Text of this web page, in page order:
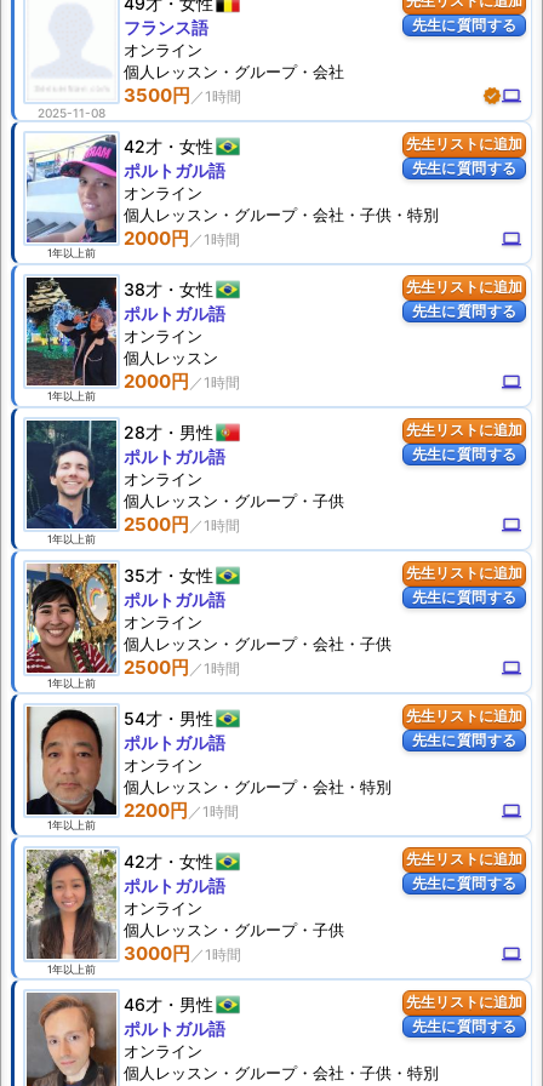
先生に質問する
2025-11-08
3500円 verifiedcomputer
フランス語
オンライン
個人 レッスン ・グループ・会社
先生リストに追加
先生に質問する
1年以上前
42才 女性
2000円 computer
ポルトガル語
オンライン
個人 レッスン ・グループ・会社・子供・特別
先生リストに追加
先生に質問する
1年以上前
38才 女性
2000円 computer
ポルトガル語
オンライン
個人 レッスン
先生リストに追加
先生に質問する
1年以上前
28才 男性
2500円 computer
ポルトガル語
オンライン
個人 レッスン ・グループ・子供
先生リストに追加
先生に質問する
1年以上前
35才 女性
2500円 computer
ポルトガル語
オンライン
個人 レッスン ・グループ・会社・子供
先生リストに追加
先生に質問する
1年以上前
54才 男性
2200円 computer
ポルトガル語
オンライン
個人 レッスン ・グループ・会社・特別
先生リストに追加
先生に質問する
1年以上前
42才 女性
3000円 computer
ポルトガル語
オンライン
個人 レッスン ・グループ・子供
先生リストに追加
先生に質問する
46才 男性
ポルトガル語
オンライン
個人 レッスン ・グループ・会社・子供・特別